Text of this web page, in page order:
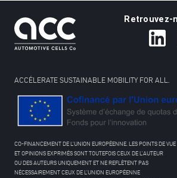
Retrouvez-
ACCÉLERATE SUSTAINABLE MOBILITY FOR ALL.
CO-FINANCEMENT DE L’UNION EUROPÉENNE. LES POINTS DE VUE
ET OPINIONS EXPRIMÉS SONT TOUTEFOIS CEUX DE L’AUTEUR
OU DES AUTEURS UNIQUEMENT ET NE REFLÈTENT PAS
NÉCESSAIREMENT CEUX DE L’UNION EUROPÉENNE